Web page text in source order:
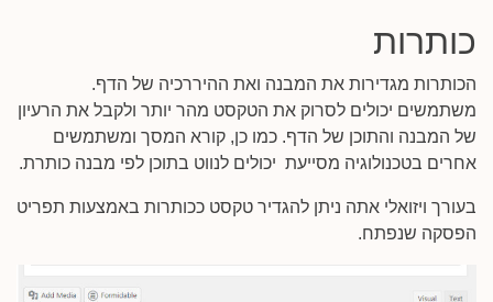
כותרות
הכותרות מגדירות את המבנה ואת ההיררכיה של הדף.
משתמשים יכולים לסרוק את הטקסט מהר יותר ולקבל את הרעיון
של המבנה והתוכן של הדף. כמו כן, קורא המסך ומשתמשים
אחרים בטכנולוגיה מסייעת יכולים לנווט בתוכן לפי מבנה כותרת.
בעורך ויזואלי אתה ניתן להגדיר טקסט ככותרות באמצעות תפריט
הפסקה שנפתח.